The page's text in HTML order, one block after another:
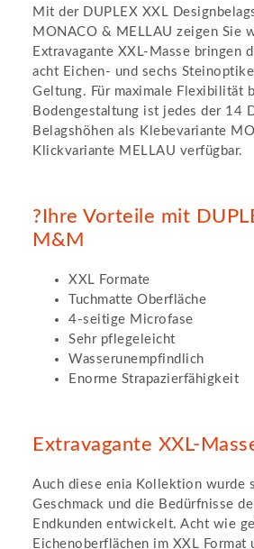
Mit der DUPLEX XXL
MONACO & MELLAU zeigen Sie
Extravagante XXL-Masse bringen
acht Eichen- und sechs
Geltung. Für maximale Flexibilität
Bodengestaltung ist jedes der 14
Belagshöhen als Klebevariante
Klickvariante MELLAU verfügbar.
?Ihre Vorteile mit
M&M
XXL Formate
Tuchmatte Oberfläche
4-seitige Microfase
Sehr pflegeleicht
Wasserunempfindlich
Enorme Strapazierfähigkeit
Extravagante XXL-
Auch diese enia Kollektion wurde
Geschmack und die Bedürfnisse
Endkunden entwickelt. Acht wie
Eichenoberflächen im XXL Format